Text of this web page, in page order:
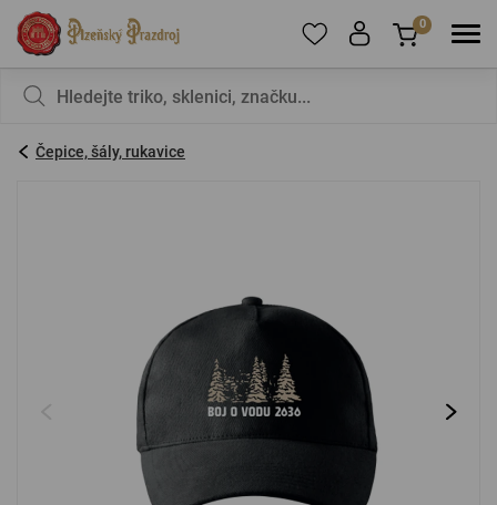
registrujte
PŘIHLÁSIT SE
Zapomenuté heslo Nová registrace
0
Čepice, šály, rukavice